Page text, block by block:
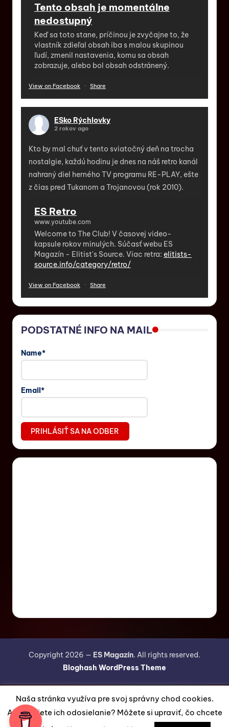
Tento obsah je momentálne
nedostupný
Keď sa toto stane, príčinou je zvyčajne to, že
vlastník zdieľal obsah iba s malou skupinou
ľudí, zmenil nastavenia, komu sa obsah
zobrazuje, alebo bol obsah odstránený.
View on Facebook · Share
ESko Rýchlovky
2 rokov ago
Kto by mal chuť v tento sviatočný deň na trocha
nostalgie, každú hodinu je dnes na náš retro kanál
nahraný diel herného TV programu RE-PLAY, ešte
z čias pred Tukanom a Trojanovou (rok 2010).
ES Retro
www.youtube.com
Welcome to The Club! V časovej video-
kapsule rokov minulých. Súčasť webu ES
Magazín - Elitist's Source. Viac retra: elitists-
source.info/category/retro/
View on Facebook · Share
PODSTATNÉ INFO NA MAIL
Name*
Email*
Copyright 2026 — ES Magazín. All rights reserved.
Bloghash WordPress Theme
Naša stránka využíva pre svoj správny chod cookies.
Akceptujete ich odosielanie? Môžete si upraviť, čo chcete